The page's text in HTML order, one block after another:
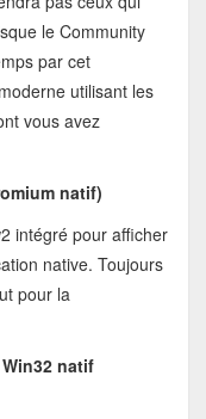
le Community
par cet
utilisant les
vous avez
natif)
intégré pour afficher
native. Toujours
pour la
natif